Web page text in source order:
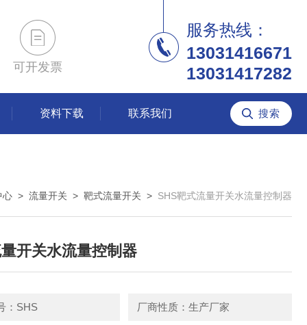
可开发票
服务热线：
13031416671
13031417282
资料下载 联系我们
心 > 流量开关 > 靶式流量开关 > SHS靶式流量开关水流量控制器
开关水流量控制器
：SHS 厂商性质：生产厂家